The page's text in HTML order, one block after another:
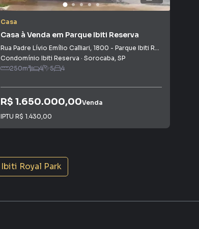
Casa
Casa à Venda em Parque Ibiti Reserva
Rua Padre Lívio Emílio Calliari, 1800 - Parque Ibiti Reserva
Condomínio Ibiti Reserva · Sorocaba, SP
250m² 4 5 4
R$ 1.650.000,00Venda
IPTU R$ 1.430,00
Ibiti Royal Park